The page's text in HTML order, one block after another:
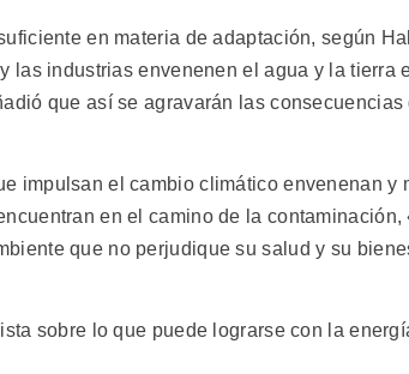
en materia de adaptación, según
las industrias envenenen el agua y la tierra
que así se agravarán las
impulsan el cambio climático envenenan y
en el camino de la
que no perjudique su salud y su
sobre lo que puede lograrse con la